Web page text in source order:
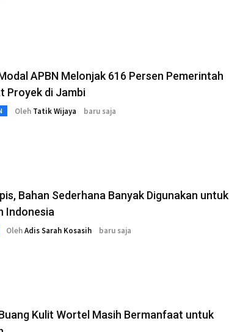
APBN Melonjak 616 Persen Pemerintah
Proyek di Jambi
Oleh Tatik Wijaya baru saja
Bahan Sederhana Banyak Digunakan untuk
Indonesia
OlehAdis Sarah Kosasih baru saja
Kulit Wortel Masih Bermanfaat untuk